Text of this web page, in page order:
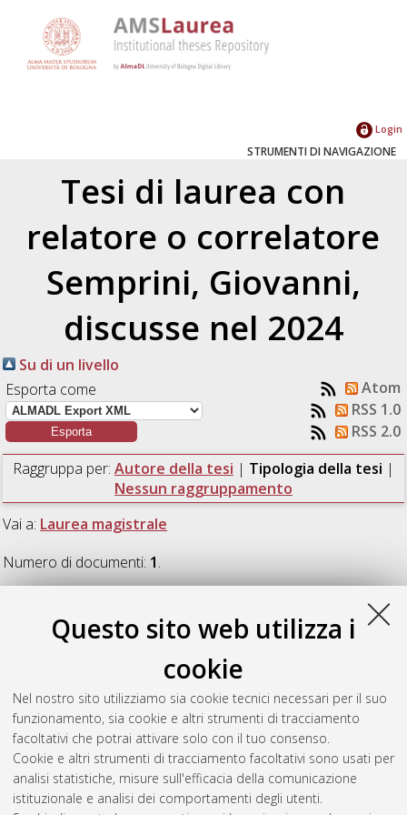
Questo sito web utilizza i
cookie
Nel nostro sito utilizziamo sia cookie tecnici necessari per il suo
funzionamento, sia cookie e altri strumenti di tracciamento
facoltativi che potrai attivare solo con il tuo consenso.
Cookie e altri strumenti di tracciamento facoltativi sono usati per
analisi statistiche, misure sull'efficacia della comunicazione
istituzionale e analisi dei comportamenti degli utenti.
Login
STRUMENTI DI NAVIGAZIONE
Tesi di laurea con
relatore o correlatore
Semprini, Giovanni,
discusse nel 2024
Su di un livello
Esporta come
Atom
RSS 1.0
RSS 2.0
Raggruppa per: Autore della tesi | Tipologia della tesi |
Nessun raggruppamento
Vai a: Laurea magistrale
Numero di documenti: 1.
Laurea magistrale
(2024)Analisi di interventi di
modellazione in regime stazionario e dinamico.[Laurea
magistrale], Università di Bologna, Corso di Studio in
Ingegneria civile [LM-DM270], Documento full-text non
disponibile